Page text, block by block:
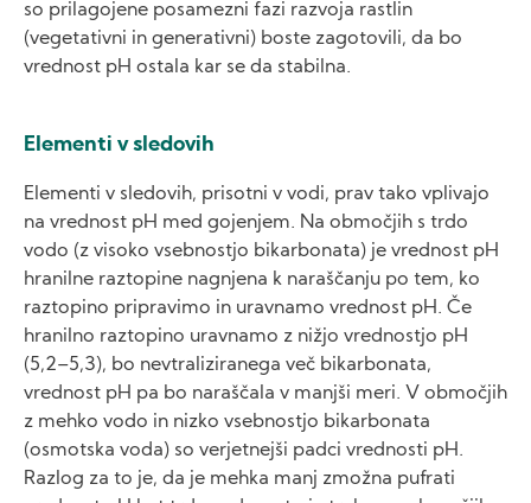
so prilagojene posamezni fazi razvoja rastlin
(vegetativni in generativni) boste zagotovili, da bo
vrednost pH ostala kar se da stabilna.
Elementi v sledovih
Elementi v sledovih, prisotni v vodi, prav tako vplivajo
na vrednost pH med gojenjem. Na območjih s trdo
vodo (z visoko vsebnostjo bikarbonata) je vrednost pH
hranilne raztopine nagnjena k naraščanju po tem, ko
raztopino pripravimo in uravnamo vrednost pH. Če
hranilno raztopino uravnamo z nižjo vrednostjo pH
(5,2–5,3), bo nevtraliziranega več bikarbonata,
vrednost pH pa bo naraščala v manjši meri. V območjih
z mehko vodo in nizko vsebnostjo bikarbonata
(osmotska voda) so verjetnejši padci vrednosti pH.
Razlog za to je, da je mehka manj zmožna pufrati